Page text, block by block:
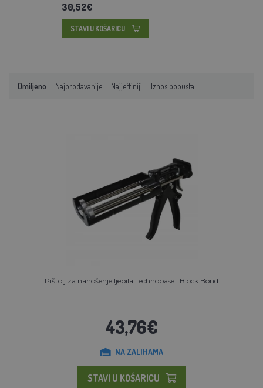
30,52€
STAVI U KOŠARICU
Omiljeno Najprodavanije Najjeftiniji Iznos popusta
Pištolj za nanošenje ljepila Technobase i Block Bond
43,76€
NA ZALIHAMA
STAVI U KOŠARICU